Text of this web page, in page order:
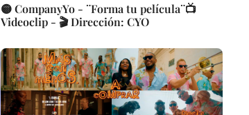
🟡 CompanyYo - ¨Forma tu película¨📺
Videoclip - 🎬 Dirección: CYO